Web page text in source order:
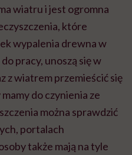
wiatru i jest ogromna
które
wypalenia drewna w
pracy, unoszą się w
z wiatrem przemieścić się
do czynienia ze
można sprawdzić
portalach
także mają na tyle